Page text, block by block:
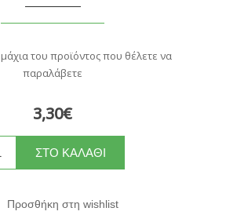
του προϊόντος που θέλετε να
παραλάβετε
3,30€